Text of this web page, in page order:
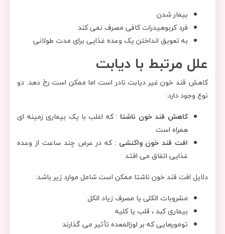
بیمار شدن
فرد کربوهیدرات کافی مصرف نمی کند
به تعویق انداختن یک وعده غذایی برای مدت طولانی
علل مرتبط با دیابت
کاهش قند خون غیر دیابت نادر است اما ممکن است رخ دهد. دو
نوع وجود دارد:
کاهش قند خون ناشتا : که اغلب با یک بیماری زمینه ای
همراه است
افت قند خون واکنشی : که در عرض چند ساعت از وعده
غذایی اتفاق می افتد
دلایل افت قند خون ناشتا ممکن است شامل موارد زیر باشد:
مشروبات الکلی یا مصرف زیاد الکل
بیماری کبد ، قلب یا کلیه
تومورهایی که بر لوزالمعده تأثیر می گذارند